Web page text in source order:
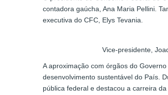
contadora gaúcha, Ana Maria Pellini.
executiva do CFC, Elys Tevania.
Vice-presidente,
A aproximação com órgãos do
desenvolvimento sustentável do País.
pública federal e destacou a carreira